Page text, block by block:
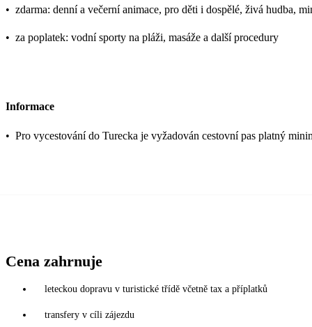
• zdarma: denní a večerní animace, pro děti i dospělé, živá hudba,
• za poplatek: vodní sporty na pláži, masáže a další procedury
Informace
• Pro vycestování do Turecka je vyžadován cestovní pas platný
Cena zahrnuje
leteckou dopravu v turistické třídě včetně tax a příplatků
transfery v cíli zájezdu